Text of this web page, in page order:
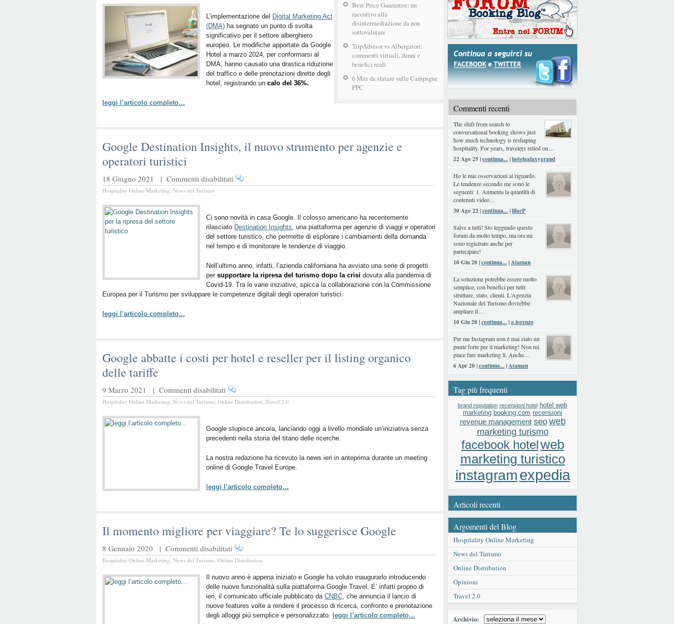
Best Price Guarantee: un
incentivo alla
disintermediazione da non
sottovalutare
TripAdvisor vs Albergatori:
commenti virtuali, danni e
benefici reali
6 Miti da sfatare sulle Campagne
PPC
tra
Google
Hotel
ads
e
Booking.com
L’implementazione del Digital Marketing Act
(DMA) ha segnato un punto di svolta
significativo per il settore alberghiero
europeo. Le modifiche apportate da Google
Hotel a marzo 2024, per conformarsi al
DMA, hanno causato una drastica riduzione
del traffico e delle prenotazioni dirette degli
hotel, registrando un calo del 36%.
leggi l’articolo completo…
Google Destination Insights, il nuovo strumento per agenzie e
operatori turistici
18 Giugno 2021 | Commenti disabilitati su
Google
il
nuovo
strumento
per
e
operatori
turistici
Hospitality Online Marketing, News del Turismo
Ci sono novità in casa Google. Il colosso americano ha recentemente
rilasciato Destination Insights, una piattaforma per agenzie di viaggi e operatori
del settore turistico, che permette di esplorare i cambiamenti della domanda
nel tempo e di monitorare le tendenze di viaggio.
Nell’ultimo anno, infatti, l’azienda californiana ha avviato una serie di progetti
per supportare la ripresa del turismo dopo la crisi dovuta alla pandemia di
Covid-19. Tra le varie iniziative, spicca la collaborazione con la Commissione
Europea per il Turismo per sviluppare le competenze digitali degli operatori turistici.
leggi l’articolo completo…
Google abbatte i costi per hotel e reseller per il listing organico
delle tariffe
9 Marzo 2021 | Commenti disabilitati su
Google
costi
per
e
reseller
il
tariffe
Hospitality Online Marketing, News del Turismo, Online Distribution, Travel 2.0
Google stupisce ancora, lanciando oggi a livello mondiale un’iniziativa senza
precedenti nella storia del titano delle ricerche.
La nostra redazione ha ricevuto la news ieri in anteprima durante un meeting
online di Google Travel Europe.
leggi l’articolo completo…
Il momento migliore per viaggiare? Te lo suggerisce Google
8 Gennaio 2020 | Commenti disabilitati su
Il
migliore
per
viaggiare?
Te
lo
Hospitality Online Marketing, News del Turismo, Online Distribution
Il nuovo anno è appena iniziato e Google ha voluto inaugurarlo introducendo
delle nuove funzionalità sulla piattaforma Google Travel. E’ infatti proprio di
ieri, il comunicato ufficiale pubblicato da CNBC, che annuncia il lancio di
nuove features volte a rendere il processo di ricerca, confronto e prenotazione
degli alloggi più semplice e personalizzato. leggi l’articolo completo…
Commenti recenti
The shift from search to
conversational booking shows just
how much technology is reshaping
hospitality. For years, travelers relied on…
22 Ago 25 |continua...|hotelgalaxygrand
Ho le mie osservazioni al riguardo.
Le tendenze secondo me sono le
seguenti: 1. Aumenta la quantità di
contenuti video…
30 Ago 22 |continua...|lilacP
Salve a tutti! Sto leggendo questo
forum da molto tempo, ma ora mi
sono registrato anche per
partecipare!
10 Giu 20 |continua...|Ataman
La soluzione potrebbe essere molto
semplice, con benefici per tutti:
strutture, stato, clienti. L'Agenzia
Nazionale del Turismo dovrebbe
ampliare il…
10 Giu 20 |continua...|g.lorenzo
Per me Instagram non è mai stato un
punte forte per il marketing! Non mi
piace fare marketing lì. Anche…
6 Apr 20 |continua...|Ataman
Tag più frequenti
brand reputation recensioni hotel hotel web
marketing booking.com recensioni
revenue management seo web
marketing turismo
facebook hotelweb
marketing turistico
instagramexpedia
Articoli recenti
Argomenti del Blog
Hospitality Online Marketing
News del Turismo
Online Distribution
Opinioni
Travel 2.0
Archivio: